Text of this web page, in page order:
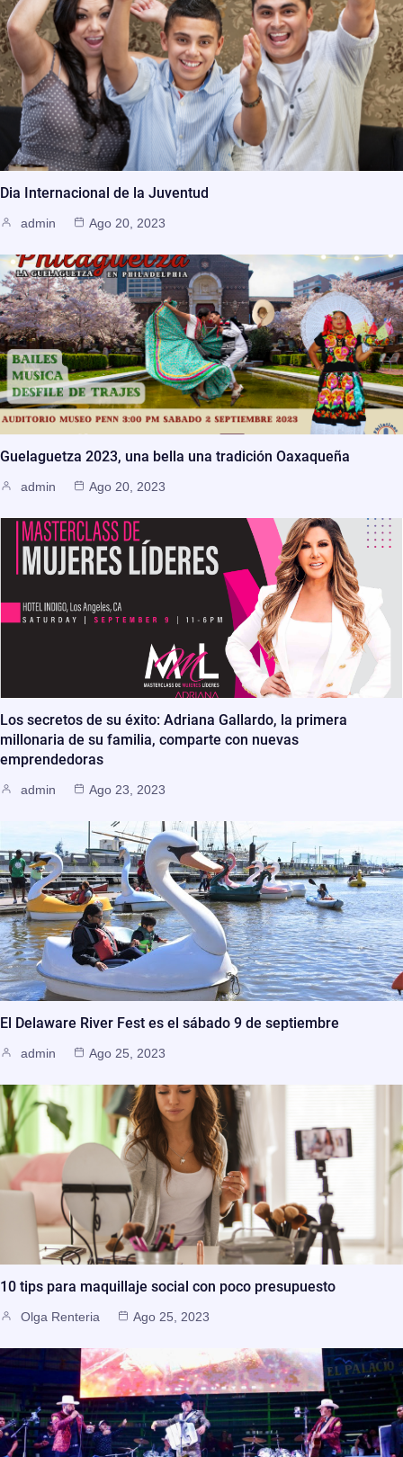
Dia Internacional de la Juventud
admin Ago 20, 2023
Guelaguetza 2023, una bella una tradición Oaxaqueña
admin Ago 20, 2023
Los secretos de su éxito: Adriana Gallardo, la primera
millonaria de su familia, comparte con nuevas
emprendedoras
admin Ago 23, 2023
El Delaware River Fest es el sábado 9 de septiembre
admin Ago 25, 2023
10 tips para maquillaje social con poco presupuesto
Olga Renteria Ago 25, 2023